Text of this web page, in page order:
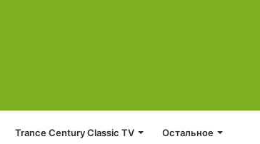
Trance Century Classic TV Остальное